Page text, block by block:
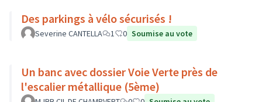
Des parkings à vélo sécurisés !
Severine CANTELLA 1 0 Soumise au vote
Un banc avec dossier Voie Verte près de
l'escalier métallique (5ème)